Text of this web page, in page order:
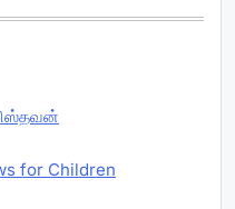
for Children